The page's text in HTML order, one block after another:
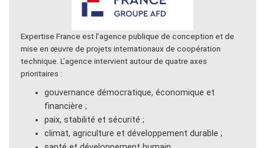
Expertise France est l’agence publique de conception et de
mise en œuvre de projets internationaux de coopération
technique. L’agence intervient autour de quatre axes
prioritaires :
gouvernance démocratique, économique et
financière ;
paix, stabilité et sécurité ;
climat, agriculture et développement durable ;